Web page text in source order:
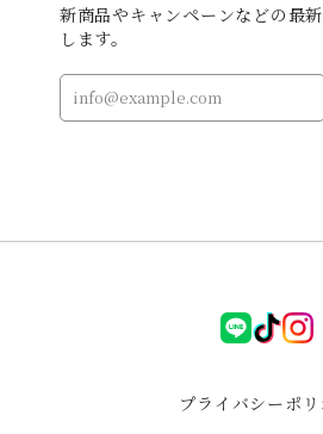
お迎えしたレッドジャスパーのフ
たお顔が愛着湧きます✨ 福を呼び
🩷 水晶のチャームもありがとうご
新商品やキャンペーンなどの最
します。
プライバシーポリ